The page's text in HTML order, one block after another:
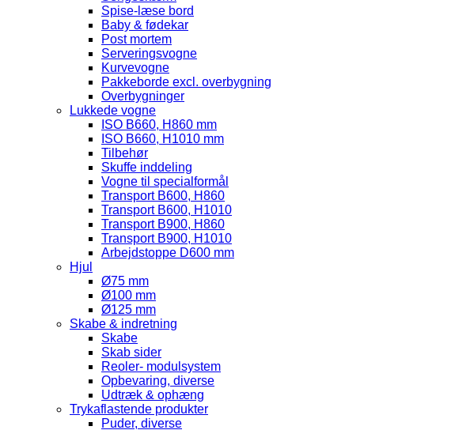
Spise-læse bord
Baby & fødekar
Post mortem
Serveringsvogne
Kurvevogne
Pakkeborde excl. overbygning
Overbygninger
Lukkede vogne
ISO B660, H860 mm
ISO B660, H1010 mm
Tilbehør
Skuffe inddeling
Vogne til specialformål
Transport B600, H860
Transport B600, H1010
Transport B900, H860
Transport B900, H1010
Arbejdstoppe D600 mm
Hjul
Ø75 mm
Ø100 mm
Ø125 mm
Skabe & indretning
Skabe
Skab sider
Reoler- modulsystem
Opbevaring, diverse
Udtræk & ophæng
Trykaflastende produkter
Puder, diverse